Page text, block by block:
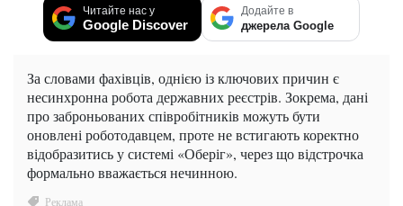
Читайте нас у
Google Discover
Додайте в
джерела Google
За словами фахівців, однією із ключових причин є
несинхронна робота державних реєстрів. Зокрема, дані
про заброньованих співробітників можуть бути
оновлені роботодавцем, проте не встигають коректно
відобразитись у системі «Оберіг», через що відстрочка
формально вважається нечинною.